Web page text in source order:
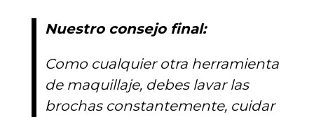
Nuestro consejo final:
Como cualquier otra herramienta
de maquillaje, debes lavar las
brochas constantemente, cuidar